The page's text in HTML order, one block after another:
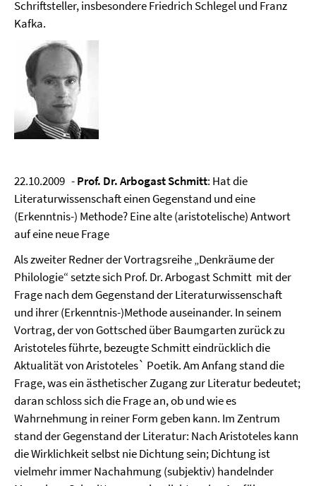
Schriftsteller, insbesondere Friedrich Schlegel und Franz
Kafka.
22.10.2009 -Prof. Dr. Arbogast Schmitt: Hat die
Literaturwissenschaft einen Gegenstand und eine
(Erkenntnis-) Methode? Eine alte (aristotelische) Antwort
auf eine neue Frage
Als zweiter Redner der Vortragsreihe „Denkräume der
Philologie“ setzte sich Prof. Dr. Arbogast Schmitt mit der
Frage nach dem Gegenstand der Literaturwissenschaft
und ihrer (Erkenntnis-)Methode auseinander. In seinem
Vortrag, der von Gottsched über Baumgarten zurück zu
Aristoteles führte, bezeugte Schmitt eindrücklich die
Aktualität von Aristoteles` Poetik. Am Anfang stand die
Frage, was ein ästhetischer Zugang zur Literatur bedeutet;
daran schloss sich die Frage an, ob und wie es
Wahrnehmung in reiner Form geben kann. Im Zentrum
stand der Gegenstand der Literatur: Nach Aristoteles kann
die Wirklichkeit selbst nie Dichtung sein; Dichtung ist
vielmehr immer Nachahmung (subjektiv) handelnder